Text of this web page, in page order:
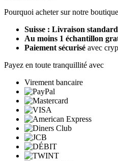
Pourquoi acheter sur notre
Suisse : Livraison
Au moins 1 échantillon
Paiement sécurisé avec
Payez en toute tranquillité avec
Virement bancaire